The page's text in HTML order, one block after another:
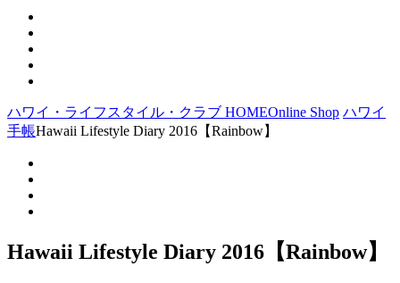
ハワイ・ライフスタイル・クラブ HOMEOnline Shop ハワイ
手帳Hawaii Lifestyle Diary 2016【Rainbow】
Hawaii Lifestyle Diary 2016【Rainbow】